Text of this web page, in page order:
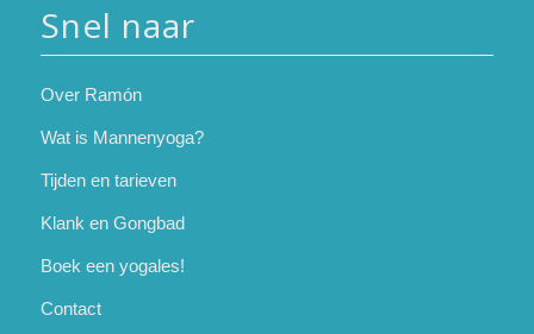
Snel naar
Over Ramón
Wat is Mannenyoga?
Tijden en tarieven
Klank en Gongbad
Boek een yogales!
Contact